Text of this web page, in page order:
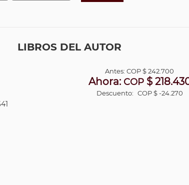
LIBROS DEL AUTOR
Antes:COP$ 242.700
Ahora: COP$
Descuento: COP $ -24.270